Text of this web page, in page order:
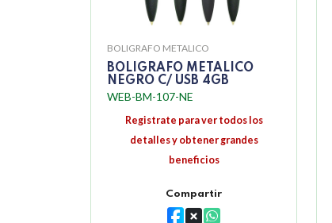
BOLIGRAFO METALICO
BOLIGRAFO METALICO
NEGRO C/ USB 4GB
WEB-BM-107-NE
Registrate para ver todos los
detalles y obtener grandes
beneficios
Compartir